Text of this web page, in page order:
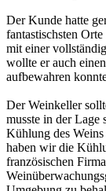
Der Kunde hatte
fantastischsten
mit einer
wollte er auch
aufbewahren
Der Weinkeller
musste in der
Kühlung des
haben wir die
französischen